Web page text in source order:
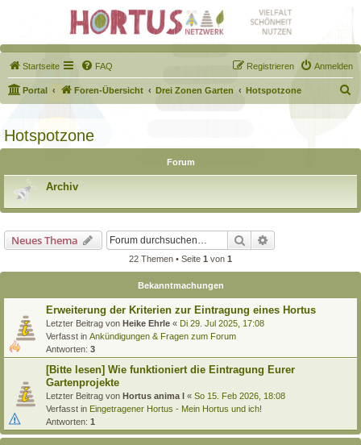
Startseite FAQ Anmelden
Registrieren
Portal Foren-Übersicht Drei Zonen Garten Hotspotzone
u
h
Hotspotzone
Forum
Archiv
Neues Thema Suche
22 Themen • Seite 1 von 1
Bekanntmachungen
Erweiterung der Kriterien zur Eintragung eines Hortus
Letzter Beitrag von Heike Ehrle « Di 29. Jul 2025, 17:08
Verfasst in Ankündigungen & Fragen zum Forum
Antworten: 3
[Bitte lesen] Wie funktioniert die Eintragung Eurer
Gartenprojekte
Letzter Beitrag von Hortus anima l « So 15. Feb 2026, 18:08
Verfasst in Eingetragener Hortus - Mein Hortus und ich!
Antworten: 1